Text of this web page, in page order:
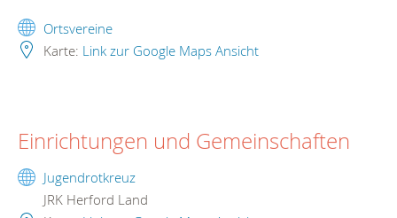
Ortsvereine
Karte: Link zur Google Maps Ansicht
Einrichtungen und Gemeinschaften
Jugendrotkreuz
JRK Herford Land